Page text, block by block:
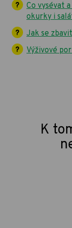
Co vysévat
okurky i
Jak se
Výživové
K